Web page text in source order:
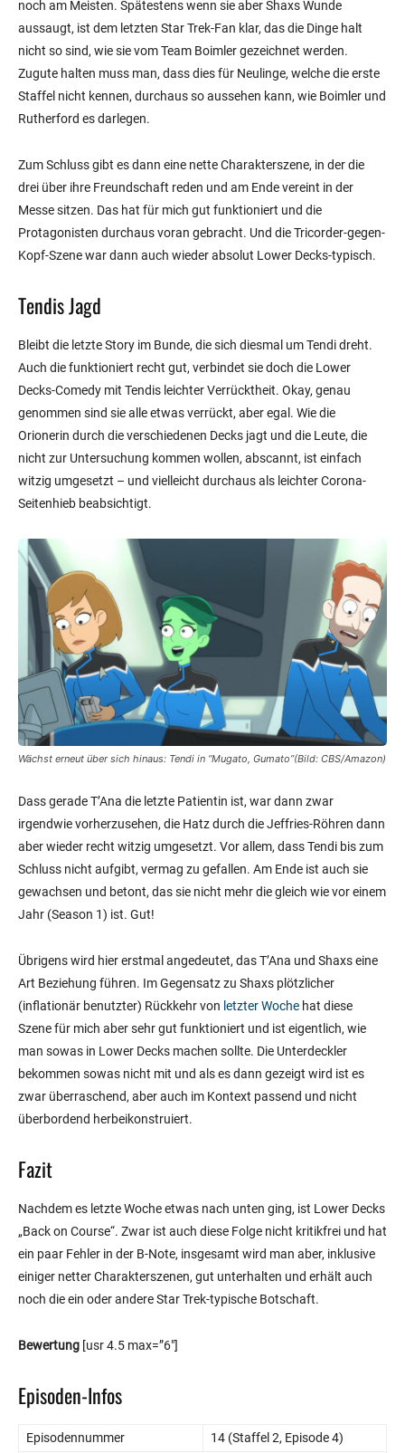
noch am Meisten. Spätestens wenn sie aber Shaxs Wunde
aussaugt, ist dem letzten Star Trek-Fan klar, das die Dinge halt
nicht so sind, wie sie vom Team Boimler gezeichnet werden.
Zugute halten muss man, dass dies für Neulinge, welche die erste
Staffel nicht kennen, durchaus so aussehen kann, wie Boimler und
Rutherford es darlegen.
Zum Schluss gibt es dann eine nette Charakterszene, in der die
drei über ihre Freundschaft reden und am Ende vereint in der
Messe sitzen. Das hat für mich gut funktioniert und die
Protagonisten durchaus voran gebracht. Und die Tricorder-gegen-
Kopf-Szene war dann auch wieder absolut Lower Decks-typisch.
Tendis Jagd
Bleibt die letzte Story im Bunde, die sich diesmal um Tendi dreht.
Auch die funktioniert recht gut, verbindet sie doch die Lower
Decks-Comedy mit Tendis leichter Verrücktheit. Okay, genau
genommen sind sie alle etwas verrückt, aber egal. Wie die
Orionerin durch die verschiedenen Decks jagt und die Leute, die
nicht zur Untersuchung kommen wollen, abscannt, ist einfach
witzig umgesetzt – und vielleicht durchaus als leichter Corona-
Seitenhieb beabsichtigt.
Wächst erneut über sich hinaus: Tendi in “Mugato, Gumato”(Bild: CBS/Amazon)
Dass gerade T’Ana die letzte Patientin ist, war dann zwar
irgendwie vorherzusehen, die Hatz durch die Jeffries-Röhren dann
aber wieder recht witzig umgesetzt. Vor allem, dass Tendi bis zum
Schluss nicht aufgibt, vermag zu gefallen. Am Ende ist auch sie
gewachsen und betont, das sie nicht mehr die gleich wie vor einem
Jahr (Season 1) ist. Gut!
Übrigens wird hier erstmal angedeutet, das T’Ana und Shaxs eine
Art Beziehung führen. Im Gegensatz zu Shaxs plötzlicher
(inflationär benutzter) Rückkehr von letzter Woche hat diese
Szene für mich aber sehr gut funktioniert und ist eigentlich, wie
man sowas in Lower Decks machen sollte. Die Unterdeckler
bekommen sowas nicht mit und als es dann gezeigt wird ist es
zwar überraschend, aber auch im Kontext passend und nicht
überbordend herbeikonstruiert.
Fazit
Nachdem es letzte Woche etwas nach unten ging, ist Lower Decks
„Back on Course“. Zwar ist auch diese Folge nicht kritikfrei und hat
ein paar Fehler in der B-Note, insgesamt wird man aber, inklusive
einiger netter Charakterszenen, gut unterhalten und erhält auch
noch die ein oder andere Star Trek-typische Botschaft.
Bewertung [usr 4.5 max=”6″]
Episoden-Infos
Episodennummer
14 (Staffel 2, Episode 4)